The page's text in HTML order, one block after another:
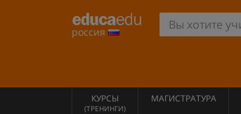
россия
КУРСЫ
(ТРЕНИНГИ)
МАГИСТРАТУРА